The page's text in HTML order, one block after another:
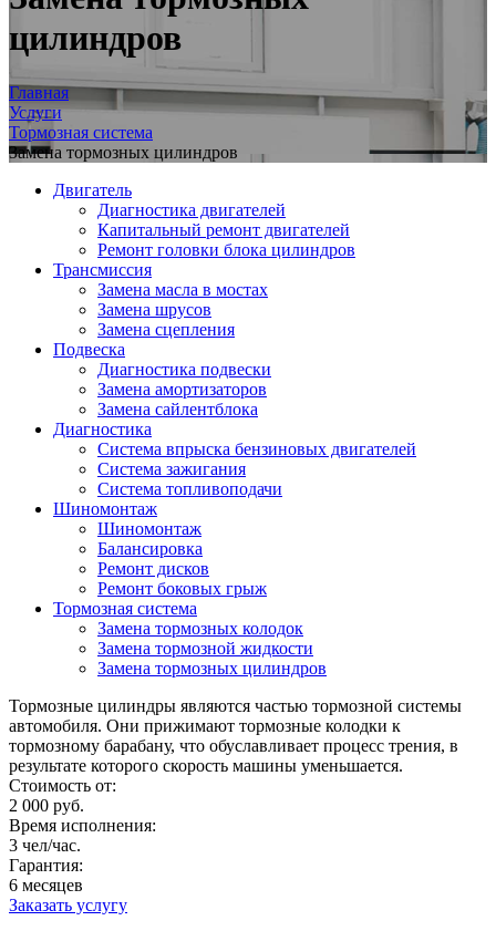
цилиндров
Главная
Услуги
Тормозная система
Замена тормозных цилиндров
Двигатель
Диагностика двигателей
Капитальный ремонт двигателей
Ремонт головки блока цилиндров
Трансмиссия
Замена масла в мостах
Замена шрусов
Замена сцепления
Подвеска
Диагностика подвески
Замена амортизаторов
Замена сайлентблока
Диагностика
Система впрыска бензиновых двигателей
Система зажигания
Система топливоподачи
Шиномонтаж
Шиномонтаж
Балансировка
Ремонт дисков
Ремонт боковых грыж
Тормозная система
Замена тормозных колодок
Замена тормозной жидкости
Замена тормозных цилиндров
Тормозные цилиндры являются частью тормозной системы
автомобиля. Они прижимают тормозные колодки к
тормозному барабану, что обуславливает процесс трения, в
результате которого скорость машины уменьшается.
Стоимость от:
2 000 руб.
Время исполнения:
3 чел/час.
Гарантия:
6 месяцев
Заказать услугу